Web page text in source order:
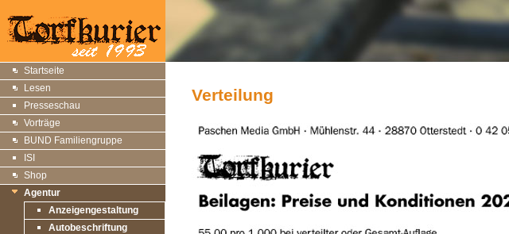
Startseite
Lesen
Presseschau
Vorträge
BUND Familiengruppe
ISI
Shop
Agentur
Anzeigengestaltung
Autobeschriftung
Verteilung